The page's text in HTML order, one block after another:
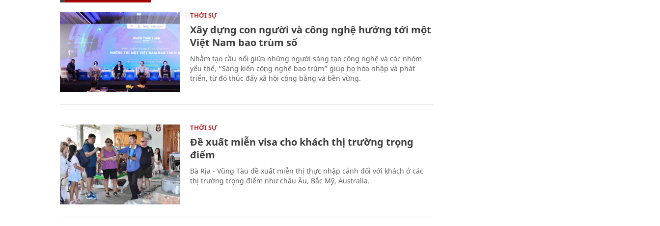
THỜI SỰ
Xây dựng con người và công nghệ hướng tới một
Việt Nam bao trùm số
Nhằm tạo cầu nối giữa những người sáng tạo công nghệ và các nhóm
yếu thế, “Sáng kiến công nghệ bao trùm” giúp họ hòa nhập và phát
triển, từ đó thúc đẩy xã hội công bằng và bền vững.
THỜI SỰ
Đề xuất miễn visa cho khách thị trường trọng
điểm
Bà Rịa - Vũng Tàu đề xuất miễn thị thực nhập cảnh đối với khách ở các
thị trường trọng điểm như châu Âu, Bắc Mỹ, Australia.